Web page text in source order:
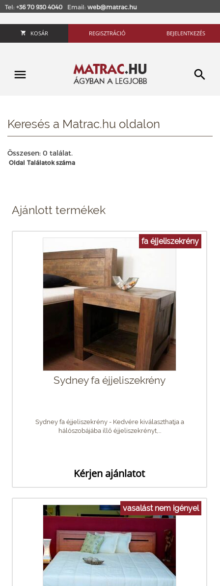
Tel: +36 70 930 4040 Email: web@matrac.hu
KOSÁR REGISZTRÁCIÓ BEJELENTKEZÉS
Keresés a Matrac.hu oldalon
Összesen: 0 találat.
Oldal Találatok száma
Ajánlott termékek
fa éjjeliszekrény
Sydney fa éjjeliszekrény
Sydney fa éjjeliszekrény - Kedvére kiválaszthatja a
hálószobájába illő éjjeliszekrényt,...
Kérjen ajánlatot
vasalást nem igényel